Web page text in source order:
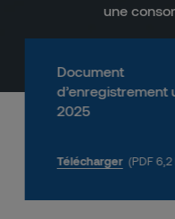
une
Document
d’enregistrement
2025
Télécharger (PDF